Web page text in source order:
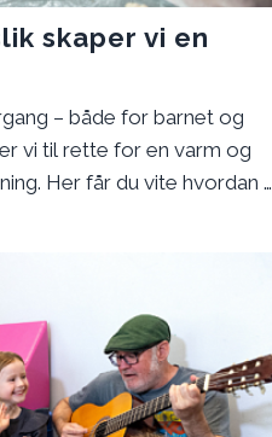
skaper vi en
– både for barnet og
vi til rette for en varm og
Her får du vite hvordan vi